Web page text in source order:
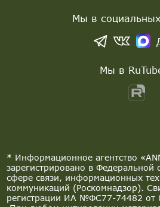
* Информационное агентство
зарегистрировано в Федеральной
сфере связи, информационных
коммуникаций (Роскомнадзор).
регистрации ИА №ФС77-74482 от
Мы в
Мы в